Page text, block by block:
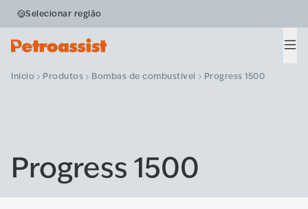
Selecionar região
Início Produtos Bombas de combustível Progress 1500
Progress 1500